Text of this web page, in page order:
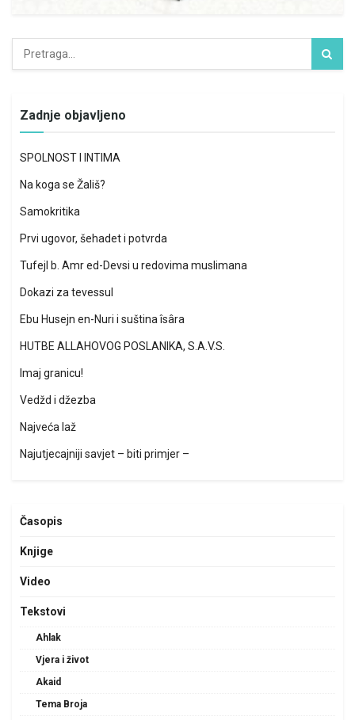
Zadnje objavljeno
SPOLNOST I INTIMA
Na koga se Žališ?
Samokritika
Prvi ugovor, šehadet i potvrda
Tufejl b. Amr ed-Devsi u redovima muslimana
Dokazi za tevessul
Ebu Husejn en-Nuri i suština îsâra
HUTBE ALLAHOVOG POSLANIKA, S.A.V.S.
Imaj granicu!
Vedžd i džezba
Najveća laž
Najutjecajniji savjet – biti primjer –
Časopis
Knjige
Video
Tekstovi
Ahlak
Vjera i život
Akaid
Tema Broja